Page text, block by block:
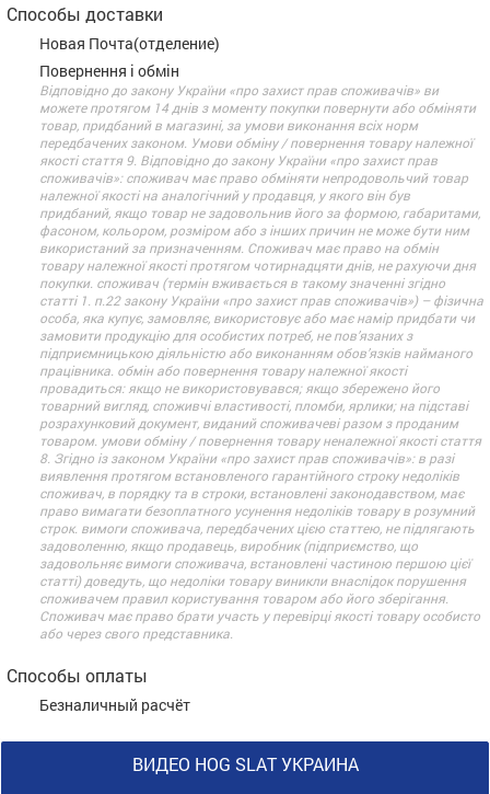
Способы доставки
Новая Почта(отделение)
Повернення і обмін
Відповідно до закону України «про захист прав споживачів» ви
можете протягом 14 днів з моменту покупки повернути або обміняти
товар, придбаний в магазині, за умови виконання всіх норм
передбачених законом. Умови обміну / повернення товару належної
якості стаття 9. Відповідно до закону України «про захист прав
споживачів»: споживач має право обміняти непродовольчий товар
належної якості на аналогічний у продавця, у якого він був
придбаний, якщо товар не задовольнив його за формою, габаритами,
фасоном, кольором, розміром або з інших причин не може бути ним
використаний за призначенням. Споживач має право на обмін
товару належної якості протягом чотирнадцяти днів, не рахуючи дня
покупки. споживач (термін вживається в такому значенні згідно
статті 1. п.22 закону України «про захист прав споживачів») – фізична
особа, яка купує, замовляє, використовує або має намір придбати чи
замовити продукцію для особистих потреб, не пов’язаних з
підприємницькою діяльністю або виконанням обов’язків найманого
працівника. обмін або повернення товару належної якості
провадиться: якщо не використовувався; якщо збережено його
товарний вигляд, споживчі властивості, пломби, ярлики; на підставі
розрахунковий документ, виданий споживачеві разом з проданим
товаром. умови обміну / повернення товару неналежної якості стаття
8. Згідно із законом України «про захист прав споживачів»: в разі
виявлення протягом встановленого гарантійного строку недоліків
споживач, в порядку та в строки, встановлені законодавством, має
право вимагати безоплатного усунення недоліків товару в розумний
строк. вимоги споживача, передбачених цією статтею, не підлягають
задоволенню, якщо продавець, виробник (підприємство, що
задовольняє вимоги споживача, встановлені частиною першою цієї
статті) доведуть, що недоліки товару виникли внаслідок порушення
споживачем правил користування товаром або його зберігання.
Споживач має право брати участь у перевірці якості товару особисто
або через свого представника.
Способы оплаты
Безналичный расчёт
ВИДЕО HOG SLAT УКРАИНА